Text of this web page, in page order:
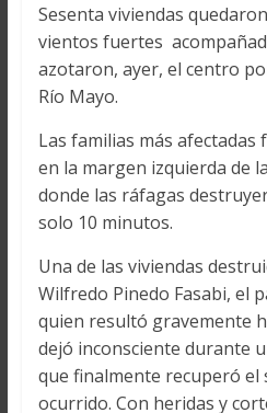
Sesenta viviendas
vientos fuertes
azotaron, ayer, el centro
Río Mayo.
Las familias más
en la margen izquierda de
donde las ráfagas
solo 10 minutos.
Una de las viviendas
Wilfredo Pinedo Fasabi, el
quien resultó gravemente
dejó inconsciente durante
que finalmente recuperó
ocurrido. Con heridas y